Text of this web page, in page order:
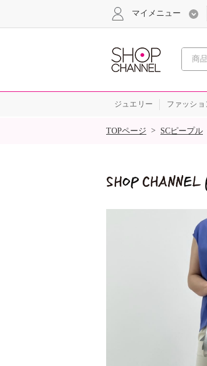
マイメニュー
ジュエリー ファッショ
SALE
TOPページ > SCピープル